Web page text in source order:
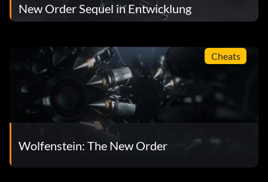
New Order Sequel in Entwicklung
Cheats
Wolfenstein: The New Order